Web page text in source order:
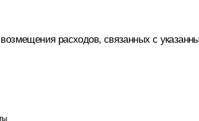
расходов, связанных с